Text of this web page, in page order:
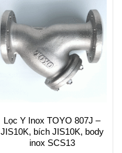
Lọc Y Inox TOYO 807J –
JIS10K, bích JIS10K, body
inox SCS13